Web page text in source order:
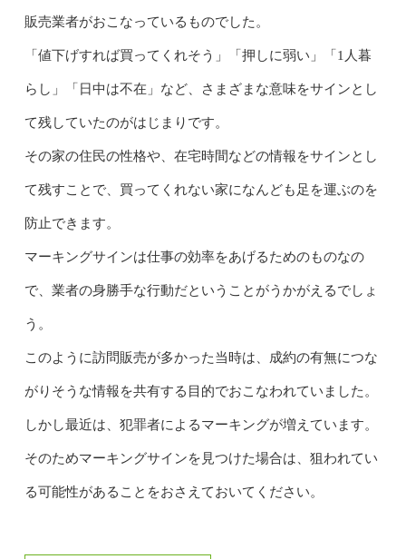
販売業者がおこなっているものでした。
「値下げすれば買ってくれそう」「押しに弱い」「1人暮
らし」「日中は不在」など、さまざまな意味をサインとし
て残していたのがはじまりです。
その家の住民の性格や、在宅時間などの情報をサインとし
て残すことで、買ってくれない家になんども足を運ぶのを
防止できます。
マーキングサインは仕事の効率をあげるためのものなの
で、業者の身勝手な行動だということがうかがえるでしょ
う。
このように訪問販売が多かった当時は、成約の有無につな
がりそうな情報を共有する目的でおこなわれていました。
しかし最近は、犯罪者によるマーキングが増えています。
そのためマーキングサインを見つけた場合は、狙われてい
る可能性があることをおさえておいてください。